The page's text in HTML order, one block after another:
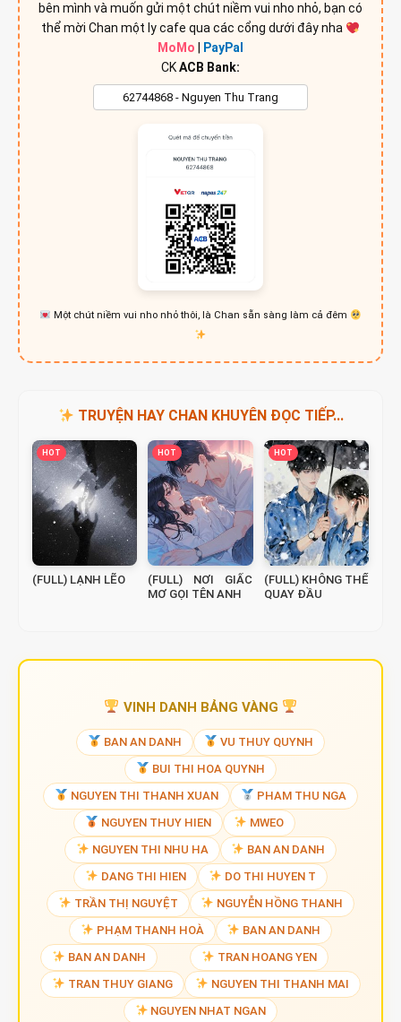
bên mình và muốn gửi một chút niềm vui nho nhỏ, bạn có
thể mời Chan một ly cafe qua các cổng dưới đây nha
MoMo
PayPal
CKACB Bank:
Một chút niềm vui nho nhỏ thôi, là Chan sẵn sàng làm cả đêm
TRUYỆN HAY CHAN KHUYÊN ĐỌC TIẾP...
HOT
(FULL) LẠNH LẼO
HOT
(FULL) NƠI GIẤC
MƠ GỌI TÊN ANH
HOT
(FULL) KHÔNG THỂ
QUAY ĐẦU
VINH DANH BẢNG VÀNG
BAN AN DANH
VU THUY QUYNH
BUI THI HOA QUYNH
NGUYEN THI THANH XUAN
PHAM THU NGA
NGUYEN THUY HIEN
MWEO
NGUYEN THI NHU HA
BAN AN DANH
DANG THI HIEN
DO THI HUYEN T
TRẦN THỊ NGUYỆT
NGUYỄN HỒNG THANH
PHẠM THANH HOÀ
BAN AN DANH
BAN AN DANH
TRAN HOANG YEN
TRAN THUY GIANG
NGUYEN THI THANH MAI
NGUYEN NHAT NGAN